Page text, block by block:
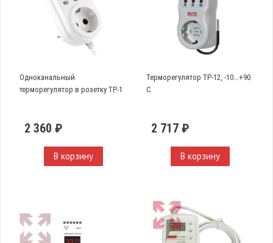
Одноканальный
терморегулятор в розетку TP-1
2 360 ₽
В корзину
Терморегулятор ТР-12, -10...+90
С
2 717 ₽
В корзину